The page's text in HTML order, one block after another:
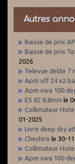
Autres
Baisse de prix
Baisse de prix
2026
Televue delite 7
Apm uff 24 x2
Apm xwa 100
ES 82 8,8mm le
Collimateur
01-2025
Livre deep sky
Cheshire le 30-
Collimateur
Apm xwa 100